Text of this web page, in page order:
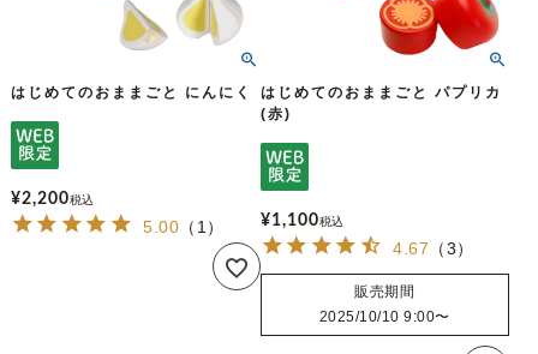
はじめてのおままごと にんにく
¥2,200税込
5.00 （ 1 ）
はじめてのおままごと パプリカ
(赤)
¥1,100税込
4.67 （3）
販売期間
2025/10/10 9:00〜